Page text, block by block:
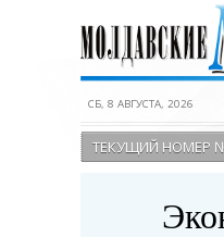
СБ, 8 АВГУСТА, 2026
ТЕКУЩИЙ НОМЕР №